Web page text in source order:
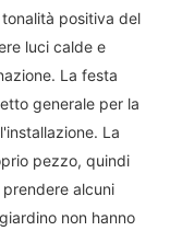
positiva del
luci calde e
La festa
generale per la
La
pezzo, quindi
alcuni
non hanno